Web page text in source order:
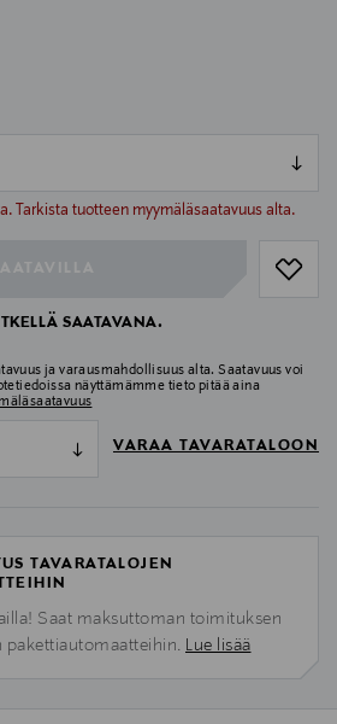
Tarkista tuotteen myymäläsaatavuus alta.
SAATAVANA.
ja varausmahdollisuus alta. Saatavuus voi
näyttämämme tieto pitää aina
VARAA TAVARATALOON
TAVARATALOJEN
Saat maksuttoman toimituksen
pakettiautomaatteihin. Lue lisää